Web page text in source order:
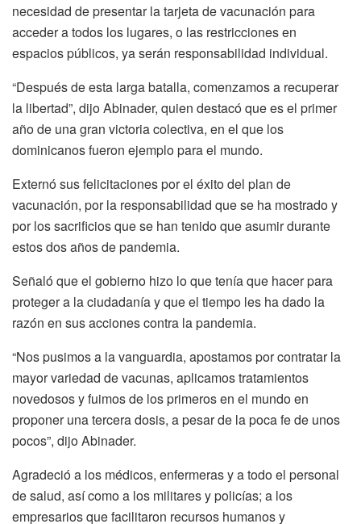
necesidad de presentar la tarjeta de vacunación para
acceder a todos los lugares, o las restricciones en
espacios públicos, ya serán responsabilidad individual.
“Después de esta larga batalla, comenzamos a recuperar
la libertad”, dijo Abinader, quien destacó que es el primer
año de una gran victoria colectiva, en el que los
dominicanos fueron ejemplo para el mundo.
Externó sus felicitaciones por el éxito del plan de
vacunación, por la responsabilidad que se ha mostrado y
por los sacrificios que se han tenido que asumir durante
estos dos años de pandemia.
Señaló que el gobierno hizo lo que tenía que hacer para
proteger a la ciudadanía y que el tiempo les ha dado la
razón en sus acciones contra la pandemia.
“Nos pusimos a la vanguardia, apostamos por contratar la
mayor variedad de vacunas, aplicamos tratamientos
novedosos y fuimos de los primeros en el mundo en
proponer una tercera dosis, a pesar de la poca fe de unos
pocos”, dijo Abinader.
Agradeció a los médicos, enfermeras y a todo el personal
de salud, así como a los militares y policías; a los
empresarios que facilitaron recursos humanos y